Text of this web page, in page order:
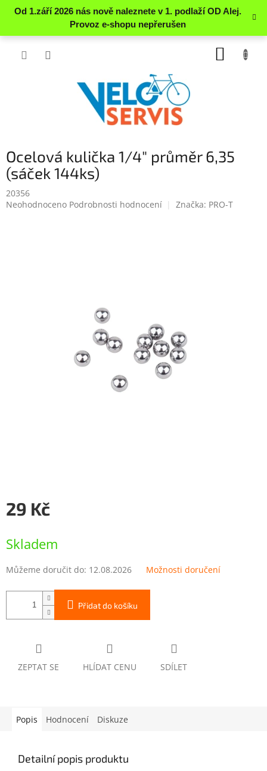
Přejít
Ocelová kulička 1/4" průměr 6,35
(sáček 144ks)
20356
Průměrné
Neohodnoceno Podrobnosti hodnocení Značka: PRO-T
29 Kč
cena:
Skladem
Můžeme doručit do: 12.08.2026 Možnosti doručení
Přidat do košíku
ZEPTAT SE HLÍDAT CENU SDÍLET
Popis Hodnocení Diskuze
Detailní popis produktu